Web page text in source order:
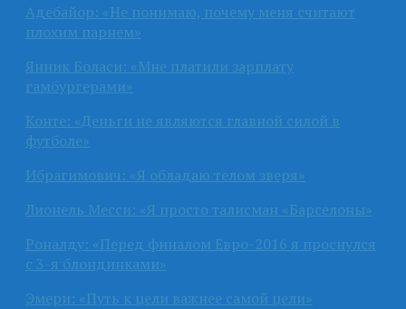
Адебайор: «Не понимаю, почему меня считают
плохим парнем»
Янник Боласи: «Мне платили зарплату
гамбургерами»
Конте: «Деньги не являются главной силой в
футболе»
Ибрагимович: «Я обладаю телом зверя»
Лионель Месси: «Я просто талисман «Барселоны»
Роналду: «Перед финалом Евро-2016 я проснулся
с 3-я блондинками»
Эмери: «Путь к цели важнее самой цели»